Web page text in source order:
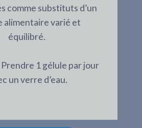
comme substituts d’un
alimentaire varié et
équilibré.
Prendre 1 gélule par jour
un verre d’eau.